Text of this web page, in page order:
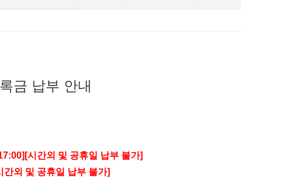
금 납부 안내
[시간외 및 공휴일 납부 불가]
간외 및 공휴일 납부 불가]